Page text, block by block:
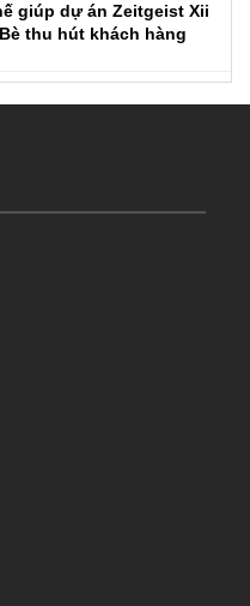
giúp dự án Zeitgeist Xii
thu hút khách hàng